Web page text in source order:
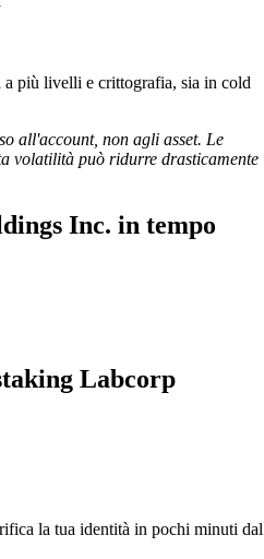
più livelli e crittografia, sia in cold
all'account, non agli asset. Le
volatilità può ridurre drasticamente
Inc. in tempo
Labcorp
la tua identità in pochi minuti dal